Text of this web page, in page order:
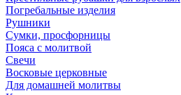
Погребальные изделия
Рушники
Сумки, просфорницы
Пояса с молитвой
Свечи
Восковые церковные
Для домашней молитвы